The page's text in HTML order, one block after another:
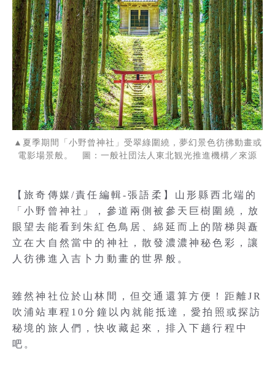
▲夏季期間「小野曾神社」受翠綠圍繞，夢幻景色彷彿動畫或
電影場景般。 圖：一般社団法人東北観光推進機構／來源
【旅奇傳媒/責任編輯-張語柔】山形縣西北端的
「小野曾神社」，參道兩側被參天巨樹圍繞，放
眼望去能看到朱紅色鳥居、綿延而上的階梯與矗
立在大自然當中的神社，散發濃濃神秘色彩，讓
人彷彿進入吉卜力動畫的世界般。
雖然神社位於山林間，但交通還算方便！距離JR
吹浦站車程10分鐘以內就能抵達，愛拍照或探訪
秘境的旅人們，快收藏起來，排入下趟行程中
吧。